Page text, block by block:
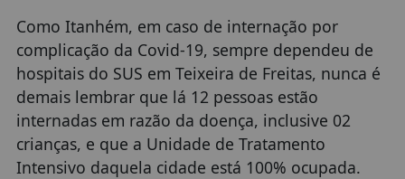
Como Itanhém, em caso de internação por
complicação da Covid-19, sempre dependeu de
hospitais do SUS em Teixeira de Freitas, nunca é
demais lembrar que lá 12 pessoas estão
internadas em razão da doença, inclusive 02
crianças, e que a Unidade de Tratamento
Intensivo daquela cidade está 100% ocupada.